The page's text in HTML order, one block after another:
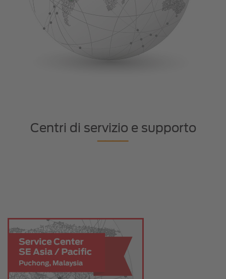
Centri di servizio e supporto